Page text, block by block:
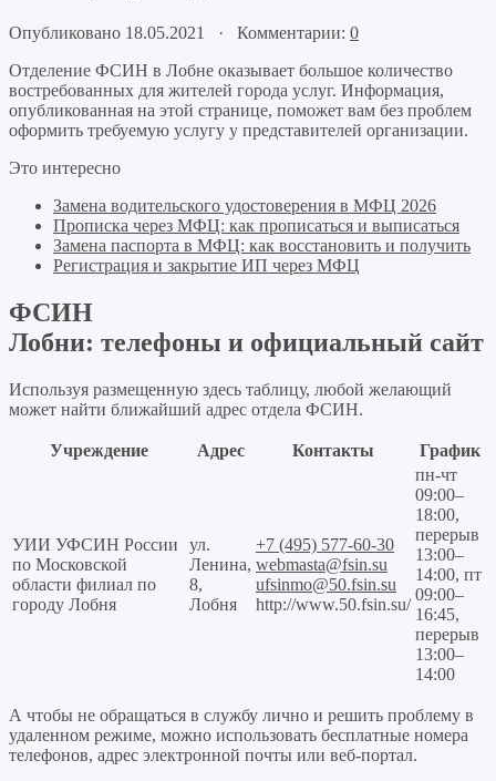
Опубликовано 18.05.2021 · Комментарии: 0
Отделение ФСИН в Лобне оказывает большое количество
востребованных для жителей города услуг. Информация,
опубликованная на этой странице, поможет вам без проблем
оформить требуемую услугу у представителей организации.
Это интересно
Замена водительского удостоверения в МФЦ 2026
Прописка через МФЦ: как прописаться и выписаться
Замена паспорта в МФЦ: как восстановить и получить
Регистрация и закрытие ИП через МФЦ
ФСИН
Лобни: телефоны и официальный сайт
Используя размещенную здесь таблицу, любой желающий
может найти ближайший адрес отдела ФСИН.
Учреждение Адрес Контакты График
УИИ УФСИН России
по Московской
области филиал по
городу Лобня
ул.
Ленина,
8,
Лобня
+7 (495) 577-60-30
webmasta@fsin.su
ufsinmo@50.fsin.su
http://www.50.fsin.su/
пн-чт
09:00–
18:00,
перерыв
13:00–
14:00, пт
09:00–
16:45,
перерыв
13:00–
14:00
А чтобы не обращаться в службу лично и решить проблему в
удаленном режиме, можно использовать бесплатные номера
телефонов, адрес электронной почты или веб-портал.